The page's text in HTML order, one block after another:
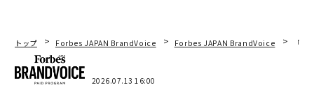
トップ Forbes JAPAN BrandVoice Forbes JAPAN BrandVoice 「
2026.07.13 16:00